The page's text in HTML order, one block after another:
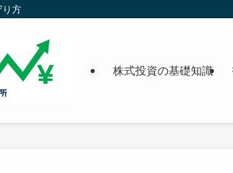
り方
株式投資の基礎知識